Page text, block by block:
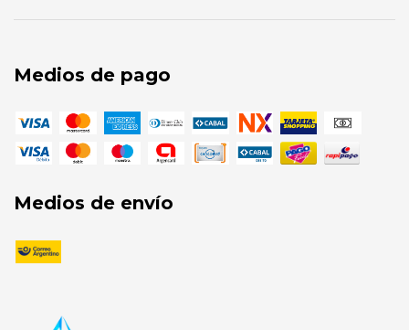
Medios de pago
Medios de envío